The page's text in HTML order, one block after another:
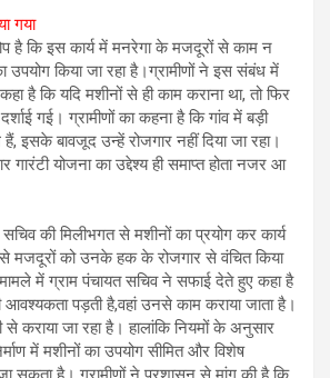
गया
है कि इस कार्य में मनरेगा के मजदूरों से काम न
उपयोग किया जा रहा है।ग्रामीणों ने इस संबंध में
है कि यदि मशीनों से ही काम कराना था, तो फिर
गई। ग्रामीणों का कहना है कि गांव में बड़ी
इसके बावजूद उन्हें रोजगार नहीं दिया जा रहा।
योजना का उद्देश्य ही समाप्त होता नजर आ
की मिलीभगत से मशीनों का प्रयोग कर कार्य
मजदूरों को उनके हक के रोजगार से वंचित किया
में ग्राम पंचायत सचिव ने सफाई देते हुए कहा है
पड़ती है,वहां उनसे काम कराया जाता है।
से कराया जा रहा है। हालांकि नियमों के अनुसार
में मशीनों का उपयोग सीमित और विशेष